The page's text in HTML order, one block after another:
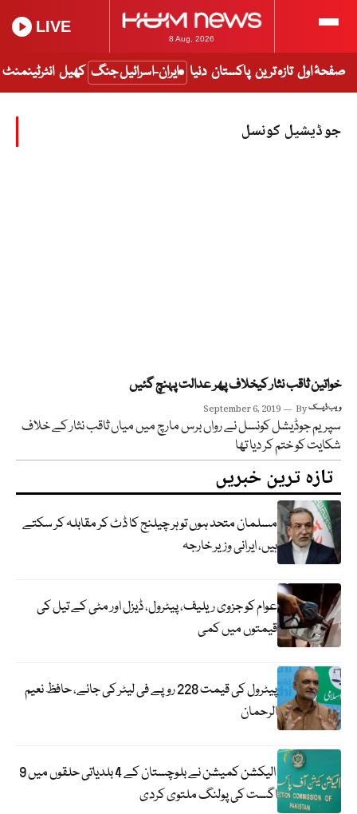
8 Aug, 2026
LIVE
صفحۂ اول تازہ ترین پاکستان دنیا ایران-اسرائیل جنگ کھیل انٹرٹینمنٹ
جوڈیشیل کونسل
خواتین ثاقب نثار کیخلاف پھر عدالت پہنچ گئیں
September 6, 2019 Byویب ڈیسک
سپریم جوڈیشل کونسل نے رواں برس مارچ میں میاں ثاقب نثار کے خلاف
شکایت کو ختم کر دیا تھا
تازہ ترین خبریں
مسلمان متحد ہوں تو ہر چیلنج کا ڈٹ کر مقابلہ کر سکتے
ہیں، ایرانی وزیر خارجہ
عوام کو جزوی ریلیف، پیٹرول، ڈیزل اور مٹی کے تیل کی
قیمتوں میں کمی
پیٹرول کی قیمت 228 روپے فی لیٹر کی جائے، حافظ نعیم
الرحمان
الیکشن کمیشن نے بلوچستان کے 4 بلدیاتی حلقوں میں 9
اگست کی پولنگ ملتوی کردی